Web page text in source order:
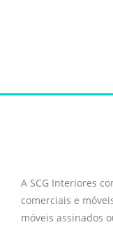
A SCG Interiores
comerciais e
móveis assinados